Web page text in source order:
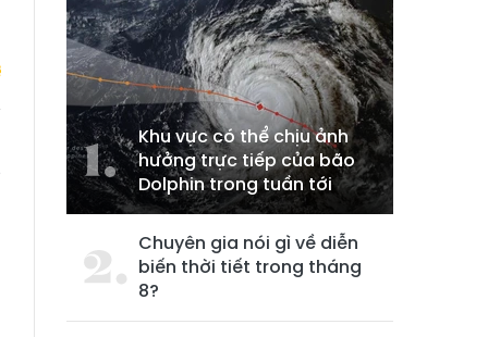
Khu vực có thể chịu ảnh
hưởng trực tiếp của bão
Dolphin trong tuần tới
Chuyên gia nói gì về diễn
biến thời tiết trong tháng
8?